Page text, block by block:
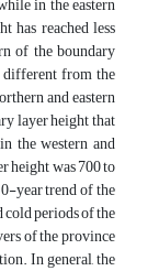
has reached less
of the boundary
from the
and eastern
layer height that
the western and
height was 700 to
year trend of the
periods of the
of the province
In general, the